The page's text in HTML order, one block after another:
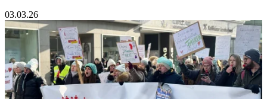
03.03.26